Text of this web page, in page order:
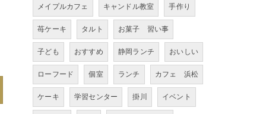
メイプルカフェ キャンドル教室 手作り
苺ケーキ タルト お菓子 習い事
子ども おすすめ 静岡ランチ おいしい
ローフード 個室 ランチ カフェ 浜松
ケーキ 学習センター 掛川 イベント